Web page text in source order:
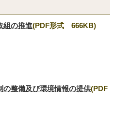
の推進(PDF形式 666KB)
整備及び環境情報の提供(PDF